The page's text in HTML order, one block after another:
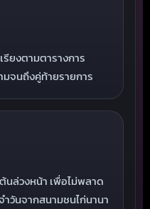
ยงตามตารางการ
จนถึงคู่ท้ายรายการ
นล่วงหน้า เพื่อไม่พลาด
ำวันจากสนามชนไก่นานา